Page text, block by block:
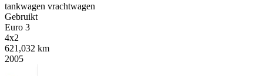
tankwagen vrachtwagen
Gebruikt
Euro 3
4x2
621,032 km
2005